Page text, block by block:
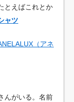
とえばこれとか
ャツ
（アネ
んがいる。名前